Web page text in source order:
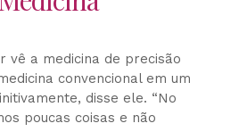
vê a medicina de precisão
convencional em um
disse ele. “No
poucas coisas e não